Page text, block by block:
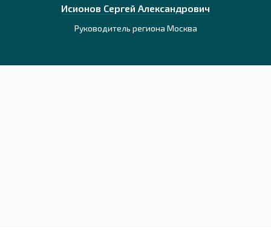
Исионов Сергей Александрович
Руководитель региона Москва